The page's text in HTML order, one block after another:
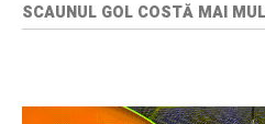
SCAUNUL GOL COSTĂ MAI